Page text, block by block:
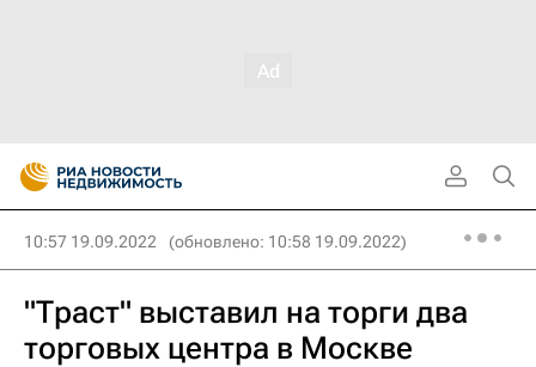
10:57 19.09.2022 (обновлено: 10:58 19.09.2022)
"Траст" выставил на торги два
торговых центра в Москве